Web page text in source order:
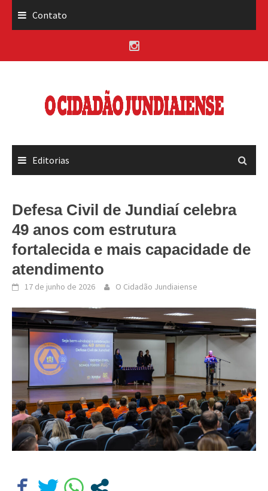
Contato
Editorias
Defesa Civil de Jundiaí celebra
49 anos com estrutura
fortalecida e mais capacidade de
atendimento
17 de junho de 2026 O Cidadão Jundiaiense